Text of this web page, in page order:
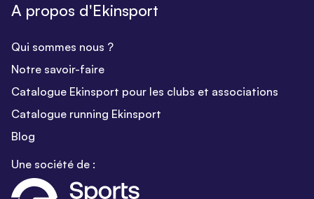
A propos d'Ekinsport
Qui sommes nous ?
Notre savoir-faire
Catalogue Ekinsport pour les clubs et associations
Catalogue running Ekinsport
Blog
Une société de :